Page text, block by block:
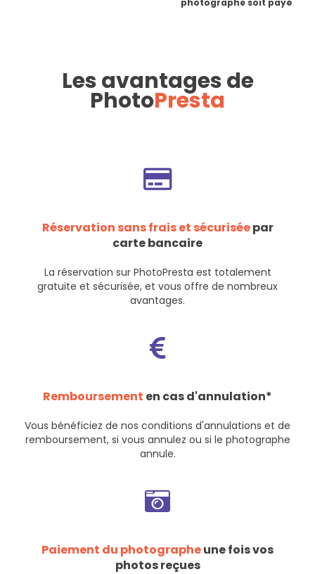
photographe soit payé
Les avantages de
PhotoPresta
Réservation sans frais et sécuriséepar
carte bancaire
La réservation sur PhotoPresta est totalement
gratuite et sécurisée, et vous offre de nombreux
avantages.
Remboursement en cas d'annulation*
Vous bénéficiez de nos conditions d'annulations et de
remboursement, si vous annulez ou si le photographe
annule.
Paiement du photographeune fois vos
photos reçues